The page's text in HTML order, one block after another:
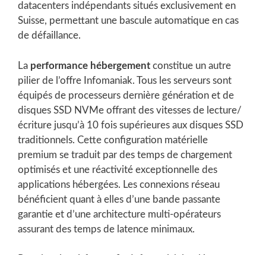
datacenters indépendants situés exclusivement en
Suisse, permettant une bascule automatique en cas
de défaillance.
La performance hébergement constitue un autre
pilier de l’offre Infomaniak. Tous les serveurs sont
équipés de processeurs dernière génération et de
disques SSD NVMe offrant des vitesses de lecture/
écriture jusqu’à 10 fois supérieures aux disques SSD
traditionnels. Cette configuration matérielle
premium se traduit par des temps de chargement
optimisés et une réactivité exceptionnelle des
applications hébergées. Les connexions réseau
bénéficient quant à elles d’une bande passante
garantie et d’une architecture multi-opérateurs
assurant des temps de latence minimaux.